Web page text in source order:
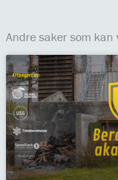
Andre saker som